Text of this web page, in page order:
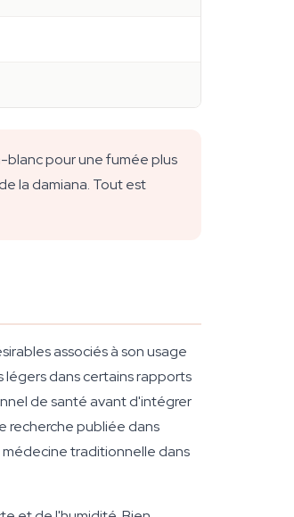
blanc pour une fumée plus
la damiana. Tout est
associés à son usage
dans certains rapports
de santé avant d'intégrer
recherche publiée dans
traditionnelle dans